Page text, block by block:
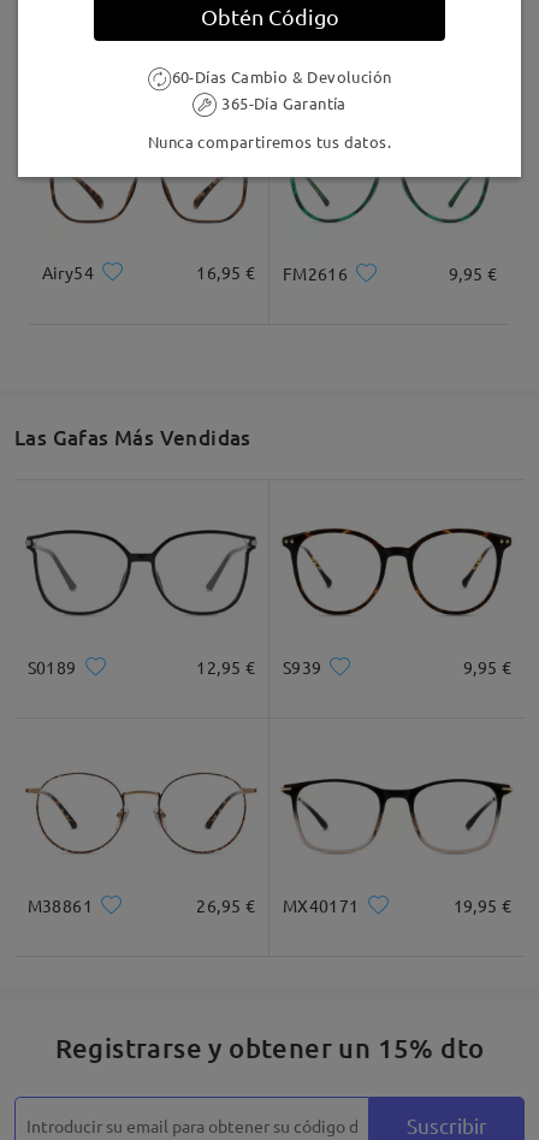
HPG032 16,95 € Stella13
Airy54 16,95 € FM2616 9,95 €
Las Gafas Más Vendidas
S0189 12,95 € S939 9,95 €
M38861 26,95 € MX40171 19,95 €
Registrarse y obtener un 15% dto
Suscribir
Obtén Código
60-Días Cambio & Devolución
365-Día Garantía
Nunca compartiremos tus datos.